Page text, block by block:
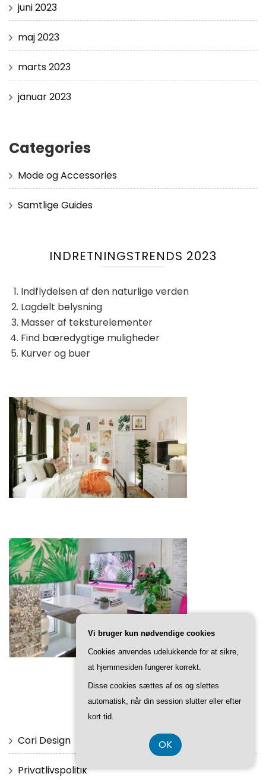
juni 2023
maj 2023
marts 2023
januar 2023
Categories
Mode og Accessories
Samtlige Guides
INDRETNINGSTRENDS 2023
Indflydelsen af ​​den naturlige verden
Lagdelt belysning
Masser af teksturelementer
Find bæredygtige muligheder
Kurver og buer
SIDER
Cori Design
Privatlivspolitik
Vi bruger kun nødvendige cookies
Cookies anvendes udelukkende for at sikre,
at hjemmesiden fungerer korrekt.
Disse cookies sættes af os og slettes
automatisk, når din session slutter eller efter
kort tid.
OK